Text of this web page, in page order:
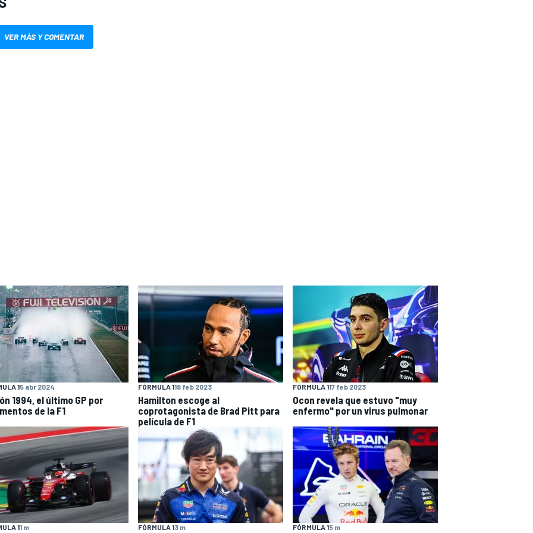
VER MÁS Y COMENTAR
15 abr 2024
1994, el último GP por
de la F1
FÓRMULA 118 feb 2023
Hamilton escoge al
coprotagonista de Brad Pitt para
película de F1
FÓRMULA 117 feb 2023
Ocon revela que estuvo "muy
enfermo" por un virus pulmonar
11 m FÓRMULA 13 m FÓRMULA 15 m